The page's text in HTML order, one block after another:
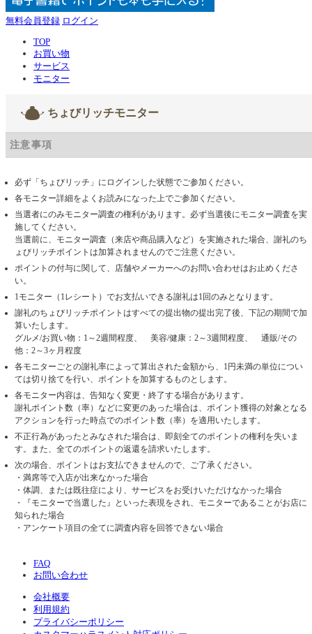
無料会員登録 ログイン
TOP
お買い物
サービス
モニター
ちょびリッチモニター
注意事項
必ず「ちょびリッチ」にログインした状態でご参加ください。
各モニター詳細をよくお読みになった上でご参加ください。
当選者にのみモニター調査の権利があります。必ず当選後にモニター調査を実
施してください。
当選前に、モニター調査（来店や商品購入など）を実施された場合、謝礼のち
ょびリッチポイントは加算されませんのでご注意ください。
ポイントの付与に関して、店舗やメーカーへのお問い合わせはお止めくださ
い。
1モニター（1レシート）でお支払いできる謝礼は1回のみとなります。
謝礼のちょびリッチポイントはすべての提出物の提出完了後、下記の期間で加
算いたします。
グルメ/お買い物：1～2週間程度、 美容/健康：2～3週間程度、 通販/その
他：2～3ヶ月程度
各モニターごとの謝礼率によって算出された金額から、1円未満の単位につい
ては切り捨てを行い、ポイントを加算するものとします。
各モニター内容は、告知なく変更・終了する場合があります。
謝礼ポイント数（率）などに変更のあった場合は、ポイント獲得の対象となる
アクションを行った時点でのポイント数（率）を適用いたします。
不正行為があったとみなされた場合は、即刻全てのポイントの権利を失いま
す。また、全てのポイントの返還を請求いたします。
次の場合、ポイントはお支払できませんので、ご了承ください。
・満席等で入店が出来なかった場合
・体調、または既往症により、サービスをお受けいただけなかった場合
・『モニターで当選した』といった表現をされ、モニターであることがお店に
知られた場合
・アンケート項目の全てに調査内容を回答できない場合
FAQ
お問い合わせ
会社概要
利用規約
プライバシーポリシー